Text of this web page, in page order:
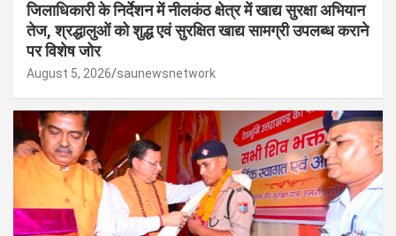
जिलाधिकारी के निर्देशन में नीलकंठ क्षेत्र में खाद्य सुरक्षा अभियान
तेज, श्रद्धालुओं को शुद्ध एवं सुरक्षित खाद्य सामग्री उपलब्ध कराने
पर विशेष जोर
August 5, 2026 saunewsnetwork